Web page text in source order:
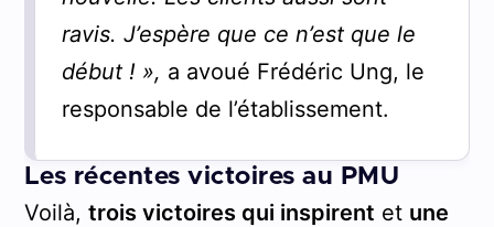
ravis. J’espère que ce n’est que le
début ! », a avoué Frédéric Ung, le
responsable de l’établissement.
Les récentes victoires au PMU
Voilà, trois victoires qui inspirent et une